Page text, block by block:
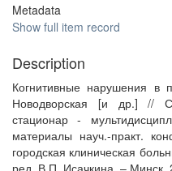
Metadata
Show full item record
Description
Когнитивные нарушения в
Новодворская [и др.] //
стационар -
материалы науч.-практ.
городская клиническая
ред. В.П. Исачкина. – Минск,